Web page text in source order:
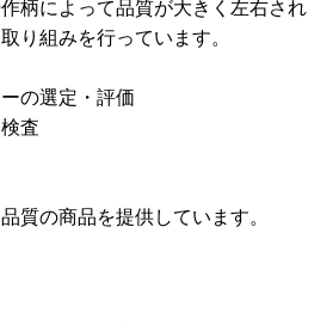
柄によって品質が大きく左右され
り組みを行っています。
の選定・評価
査
質の商品を提供しています。